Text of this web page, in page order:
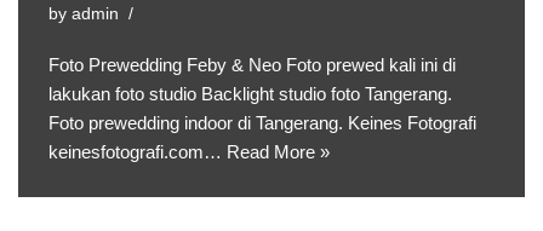
by admin
Foto Prewedding Feby & Neo Foto prewed kali ini di
lakukan foto studio Backlight studio foto Tangerang.
Foto prewedding indoor di Tangerang. Keines Fotografi
keinesfotografi.com… Read More »